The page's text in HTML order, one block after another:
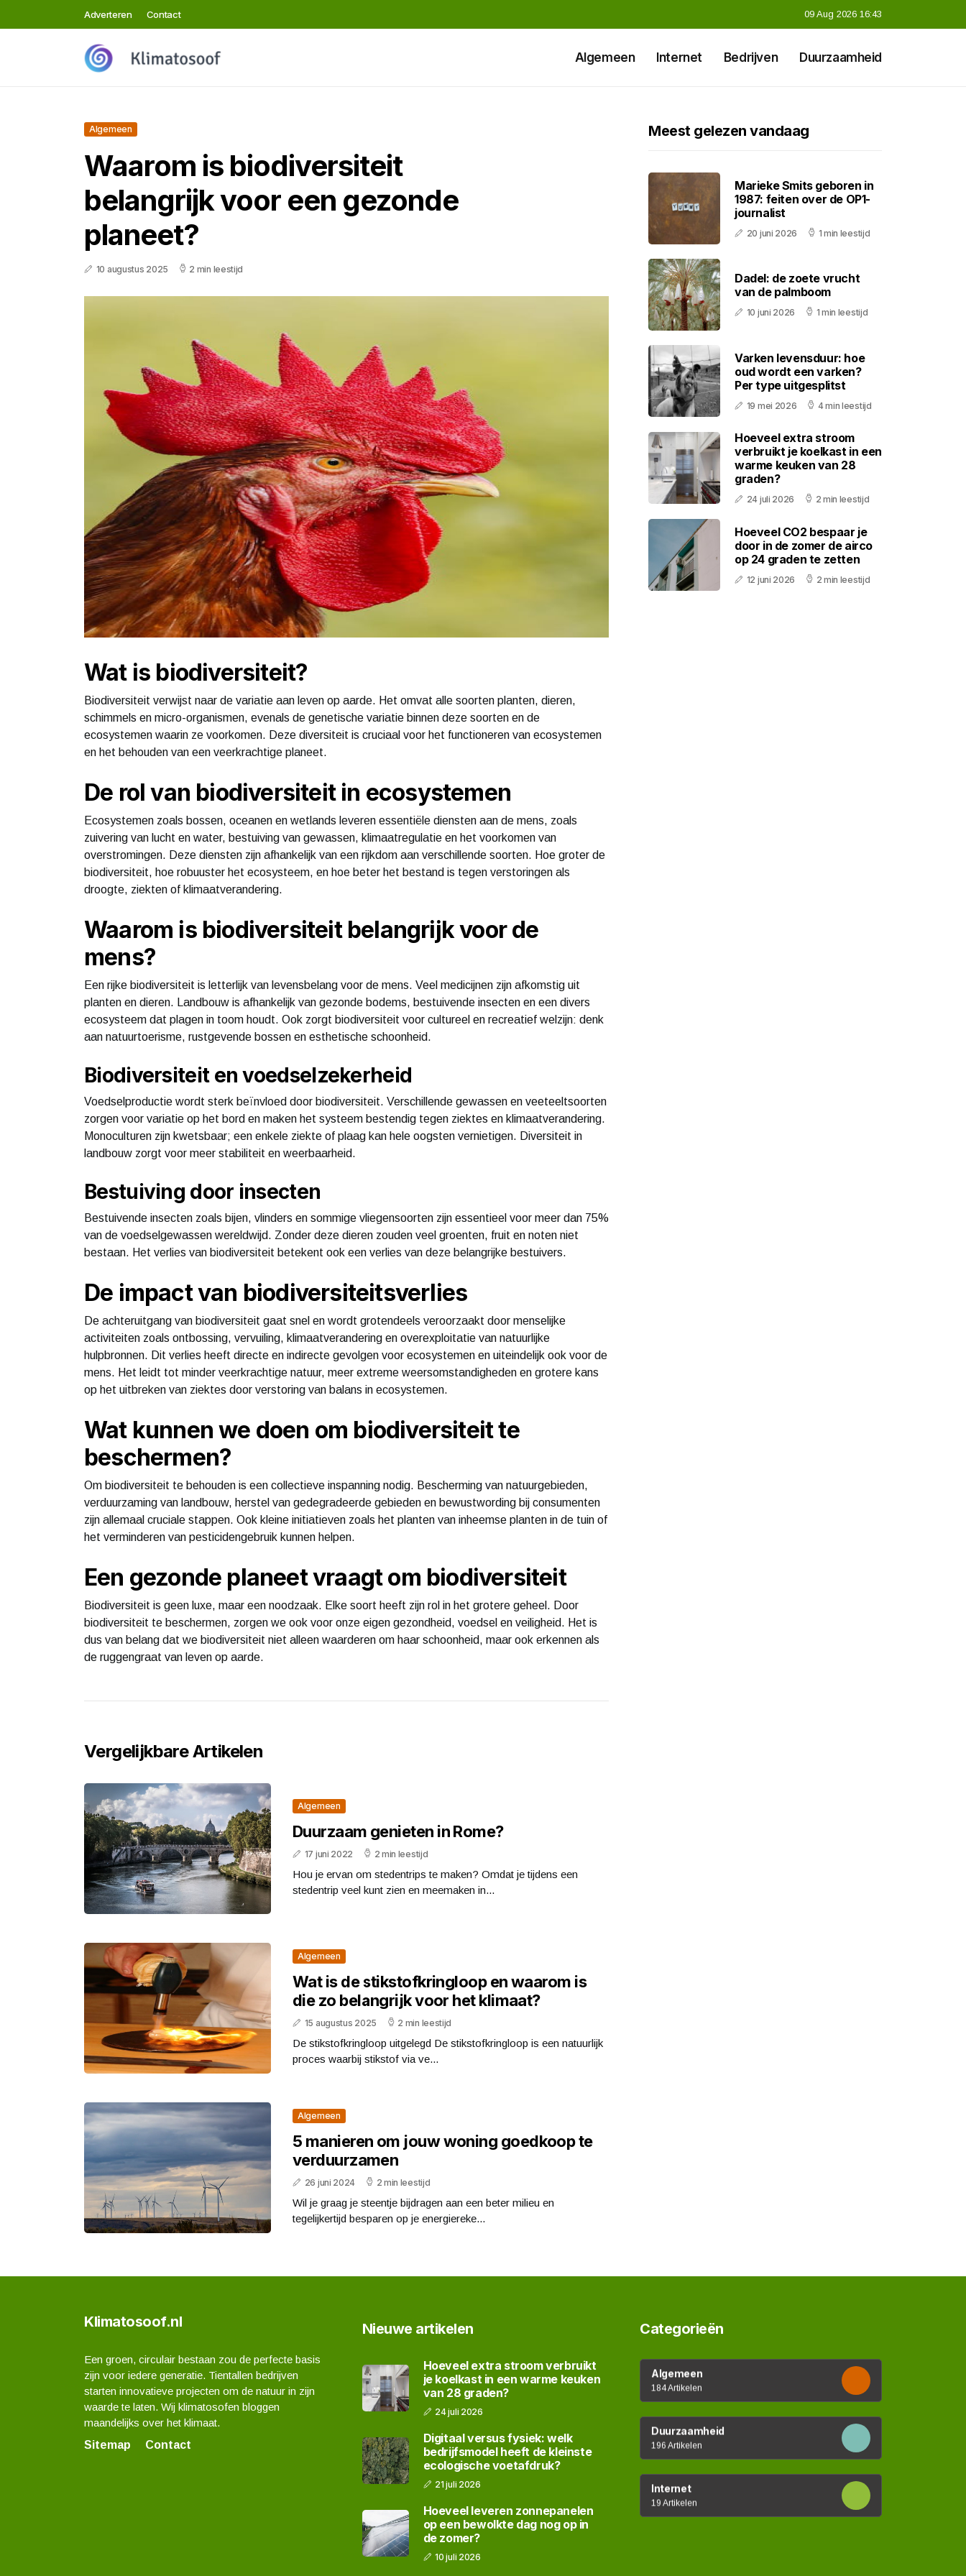
Adverteren Contact 09 Aug 2026 16:43
Algemeen Internet Bedrijven Duurzaamheid
Algemeen
Waarom is biodiversiteit
belangrijk voor een gezonde
planeet?
10 augustus 2025 2 min leestijd
Wat is biodiversiteit?
Biodiversiteit verwijst naar de variatie aan leven op aarde. Het omvat alle soorten planten, dieren,
schimmels en micro-organismen, evenals de genetische variatie binnen deze soorten en de
ecosystemen waarin ze voorkomen. Deze diversiteit is cruciaal voor het functioneren van ecosystemen
en het behouden van een veerkrachtige planeet.
De rol van biodiversiteit in ecosystemen
Ecosystemen zoals bossen, oceanen en wetlands leveren essentiële diensten aan de mens, zoals
zuivering van lucht en water, bestuiving van gewassen, klimaatregulatie en het voorkomen van
overstromingen. Deze diensten zijn afhankelijk van een rijkdom aan verschillende soorten. Hoe groter de
biodiversiteit, hoe robuuster het ecosysteem, en hoe beter het bestand is tegen verstoringen als
droogte, ziekten of klimaatverandering.
Waarom is biodiversiteit belangrijk voor de
mens?
Een rijke biodiversiteit is letterlijk van levensbelang voor de mens. Veel medicijnen zijn afkomstig uit
planten en dieren. Landbouw is afhankelijk van gezonde bodems, bestuivende insecten en een divers
ecosysteem dat plagen in toom houdt. Ook zorgt biodiversiteit voor cultureel en recreatief welzijn: denk
aan natuurtoerisme, rustgevende bossen en esthetische schoonheid.
Biodiversiteit en voedselzekerheid
Voedselproductie wordt sterk beïnvloed door biodiversiteit. Verschillende gewassen en veeteeltsoorten
zorgen voor variatie op het bord en maken het systeem bestendig tegen ziektes en klimaatverandering.
Monoculturen zijn kwetsbaar; een enkele ziekte of plaag kan hele oogsten vernietigen. Diversiteit in
landbouw zorgt voor meer stabiliteit en weerbaarheid.
Bestuiving door insecten
Bestuivende insecten zoals bijen, vlinders en sommige vliegensoorten zijn essentieel voor meer dan 75%
van de voedselgewassen wereldwijd. Zonder deze dieren zouden veel groenten, fruit en noten niet
bestaan. Het verlies van biodiversiteit betekent ook een verlies van deze belangrijke bestuivers.
De impact van biodiversiteitsverlies
De achteruitgang van biodiversiteit gaat snel en wordt grotendeels veroorzaakt door menselijke
activiteiten zoals ontbossing, vervuiling, klimaatverandering en overexploitatie van natuurlijke
hulpbronnen. Dit verlies heeft directe en indirecte gevolgen voor ecosystemen en uiteindelijk ook voor de
mens. Het leidt tot minder veerkrachtige natuur, meer extreme weersomstandigheden en grotere kans
op het uitbreken van ziektes door verstoring van balans in ecosystemen.
Wat kunnen we doen om biodiversiteit te
beschermen?
Om biodiversiteit te behouden is een collectieve inspanning nodig. Bescherming van natuurgebieden,
verduurzaming van landbouw, herstel van gedegradeerde gebieden en bewustwording bij consumenten
zijn allemaal cruciale stappen. Ook kleine initiatieven zoals het planten van inheemse planten in de tuin of
het verminderen van pesticidengebruik kunnen helpen.
Een gezonde planeet vraagt om biodiversiteit
Biodiversiteit is geen luxe, maar een noodzaak. Elke soort heeft zijn rol in het grotere geheel. Door
biodiversiteit te beschermen, zorgen we ook voor onze eigen gezondheid, voedsel en veiligheid. Het is
dus van belang dat we biodiversiteit niet alleen waarderen om haar schoonheid, maar ook erkennen als
de ruggengraat van leven op aarde.
Vergelijkbare Artikelen
Algemeen
Duurzaam genieten in Rome?
17 juni 2022 2 min leestijd
Hou je ervan om stedentrips te maken? Omdat je tijdens een
stedentrip veel kunt zien en meemaken in...
Algemeen
Wat is de stikstofkringloop en waarom is
die zo belangrijk voor het klimaat?
15 augustus 2025 2 min leestijd
De stikstofkringloop uitgelegd De stikstofkringloop is een natuurlijk
proces waarbij stikstof via ve...
Algemeen
5 manieren om jouw woning goedkoop te
verduurzamen
26 juni 2024 2 min leestijd
Wil je graag je steentje bijdragen aan een beter milieu en
tegelijkertijd besparen op je energiereke...
Meest gelezen vandaag
Marieke Smits geboren in
1987: feiten over de OP1-
journalist
20 juni 2026 1 min leestijd
Dadel: de zoete vrucht
van de palmboom
10 juni 2026 1 min leestijd
Varken levensduur: hoe
oud wordt een varken?
Per type uitgesplitst
19 mei 2026 4 min leestijd
Hoeveel extra stroom
verbruikt je koelkast in een
warme keuken van 28
graden?
24 juli 2026 2 min leestijd
Hoeveel CO2 bespaar je
door in de zomer de airco
op 24 graden te zetten
12 juni 2026 2 min leestijd
Klimatosoof.nl
Een groen, circulair bestaan zou de perfecte basis
zijn voor iedere generatie. Tientallen bedrijven
starten innovatieve projecten om de natuur in zijn
waarde te laten. Wij klimatosofen bloggen
maandelijks over het klimaat.
Sitemap
Contact
Nieuwe artikelen
Hoeveel extra stroom verbruikt
je koelkast in een warme keuken
van 28 graden?
24 juli 2026
Digitaal versus fysiek: welk
bedrijfsmodel heeft de kleinste
ecologische voetafdruk?
21 juli 2026
Hoeveel leveren zonnepanelen
op een bewolkte dag nog op in
de zomer?
10 juli 2026
Categorieën
Algemeen
184 Artikelen
Duurzaamheid
196 Artikelen
Internet
19 Artikelen